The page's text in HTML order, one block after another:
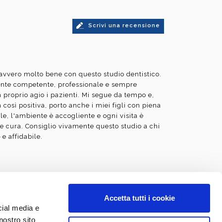
media e
sito
Accetta tutti i cookie
Scrivi una recensione
molto bene con questo studio dentistico.
competente, professionale e sempre
agio i pazienti. Mi segue da tempo e,
così positiva, porto anche i miei figli con piena
l'ambiente è accogliente e ogni visita è
cura. Consiglio vivamente questo studio a chi
e affidabile.
Dentaria il 04/11/1993 e abilitato alla